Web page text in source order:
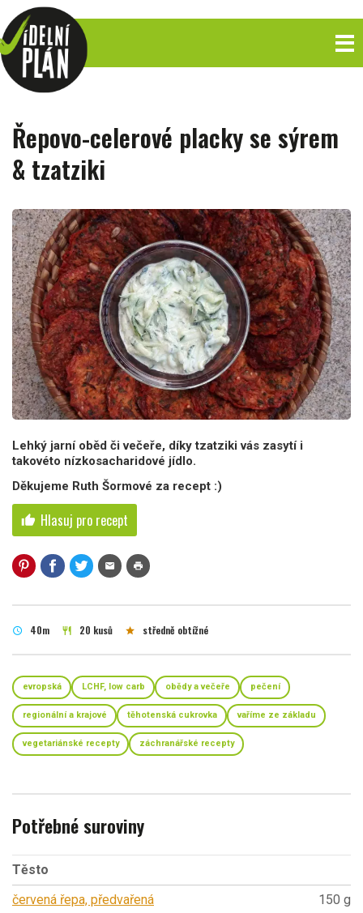
Řepovo-celerové placky se sýrem
& tzatziki
Lehký jarní oběd či večeře, díky tzatziki vás zasytí i
takovéto nízkosacharidové jídlo.
Děkujeme Ruth Šormové za recept :)
thumb_up Hlasuj pro recept
mail print
schedule 40m restaurant 20 kusů star středně obtížné
evropská LCHF, low carb obědy a večeře pečení
regionální a krajové těhotenská cukrovka vaříme ze základu
vegetariánské recepty záchranářské recepty
Potřebné suroviny
Těsto
červená řepa, předvařená
150 g